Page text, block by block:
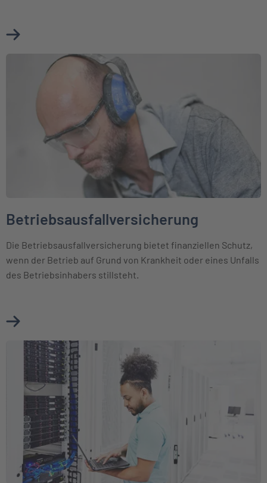
Mehr über Betriebsinhaltsversicherung erfahren
Weiter zu Betriebsausfallversicherung
Betriebsausfallversicherung
Die Betriebsausfallversicherung bietet finanziellen Schutz,
wenn der Betrieb auf Grund von Krankheit oder eines Unfalls
des Betriebsinhabers stillsteht.
Mehr über Betriebsausfallversicherung erfahren
Weiter zu Elektronikversicherung